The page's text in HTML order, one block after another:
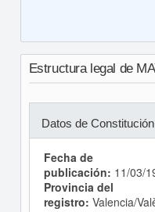
Estructura legal de
Datos de Constitución
Fecha de
publicación: 11/03/
Provincia del
registro: Valencia/